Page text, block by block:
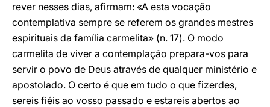
rever nesses dias, afirmam: «A esta vocação
contemplativa sempre se referem os grandes mestres
espirituais da família carmelita» (n. 17). O modo
carmelita de viver a contemplação prepara-vos para
servir o povo de Deus através de qualquer ministério e
apostolado. O certo é que em tudo o que fizerdes,
sereis fiéis ao vosso passado e estareis abertos ao